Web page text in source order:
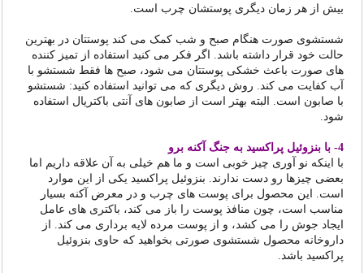
بیش از هر زمان دیگری پوستشان چرب است.
شستشوی صورت هنگام صبح و شب کمک می کند پوستتان در بهترین
حالت خود قرار داشته باشد. اگر فکر می کنید استفاده از تمیز کننده
های صورت باعث خشکی پوستتان می شود، صبح ها فقط شستشو با
آب کفایت می کند. روش دیگری که می توانید استفاده کنید: شستشو
با صابون است. البته بهتر است از صابون های آنتی باکتریال استفاده
شود.
4- با بنزوئیل پراکسید به جنگ آکنه برو
با اینکه نو آوری چیز خوبی است و ما هم خیلی به آن علاقه داریم اما
بعضی چیزها رو دست ندارند. بنزوئیل پراکسید یکی از این موارد
است. این محصول برای پوست های چرب و در معرض آکنه بسیار
مناسب است، چون منافذ پوست را باز می کند، باکتری های عامل
ایجاد جوش را می کشد، و از پوست مرده لایه برداری می کند. از
داروخانه محصول شستشوی صورتی بخواهید که حاوی بنزوئیل
پراکسید باشد.